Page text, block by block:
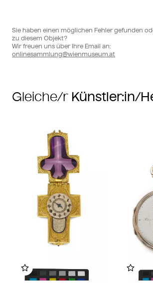
Sie haben einen möglichen Fehler gefunden
zu diesem Objekt?
Wir freuen uns über Ihre Email an:
onlinesammlung@wienmuseum.at
Gleiche/r
Zu meinem Album hinzufügen
Zu